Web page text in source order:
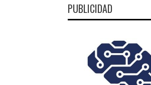
PUBLICIDAD